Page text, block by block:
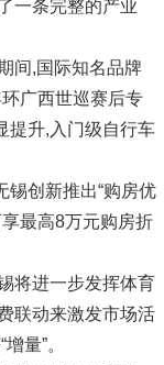
一条完整的产业
间,国际知名品牌
广西世巡赛后专
提升,入门级自行车
锡创新推出“购房优
最高8万元购房折
将进一步发挥体育
联动来激发市场活
量”。